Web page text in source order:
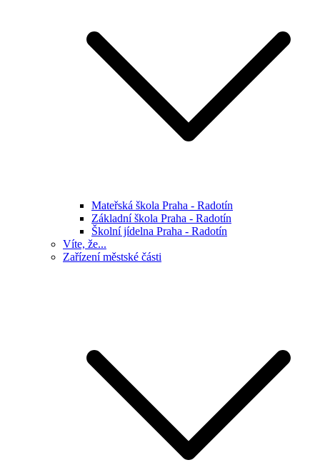
Mateřská škola Praha - Radotín
Základní škola Praha - Radotín
Školní jídelna Praha - Radotín
Víte, že...
Zařízení městské části